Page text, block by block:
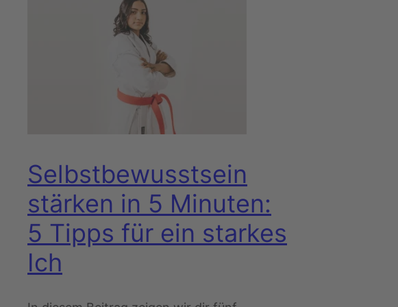
Selbstbewusstsein
stärken in 5 Minuten:
5 Tipps für ein starkes
Ich